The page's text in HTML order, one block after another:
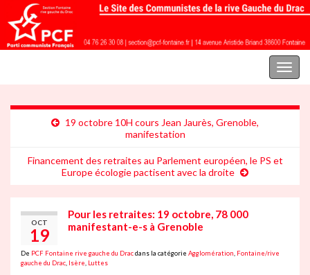
Toggle
19 octobre 10H cours Jean Jaurès, Grenoble,
manifestation
Financement des retraites au Parlement européen, le PS et
Europe écologie pactisent avec la droite
OCT
19
Pour les retraites: 19 octobre, 78 000
manifestant-e-s à Grenoble
De PCF Fontaine rive gauche du Dracdans la catégorie Agglomération Fontaine/rive
gauche du Drac Isère Luttes